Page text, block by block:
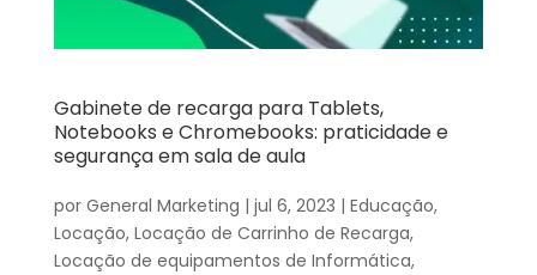
Gabinete de recarga para Tablets,
Notebooks e Chromebooks: praticidade e
segurança em sala de aula
por General Marketing | jul 6, 2023 | Educação,
Locação, Locação de Carrinho de Recarga,
Locação de equipamentos de Informática,